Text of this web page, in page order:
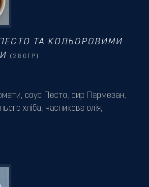
соус Песто, сир Пармезан,
хліба, часникова олія,
ТА КОЛЬОРОВИМИ
(280ГР)